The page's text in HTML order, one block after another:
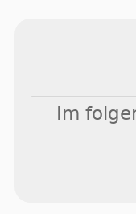
Im